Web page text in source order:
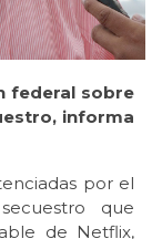
federal sobre
informa
por el
que
de Netflix,